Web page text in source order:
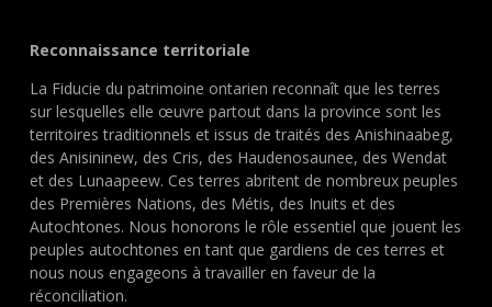
Reconnaissance territoriale
La Fiducie du patrimoine ontarien reconnaît que les terres
sur lesquelles elle œuvre partout dans la province sont les
territoires traditionnels et issus de traités des Anishinaabeg,
des Anisininew, des Cris, des Haudenosaunee, des Wendat
et des Lunaapeew. Ces terres abritent de nombreux peuples
des Premières Nations, des Métis, des Inuits et des
Autochtones. Nous honorons le rôle essentiel que jouent les
peuples autochtones en tant que gardiens de ces terres et
nous nous engageons à travailler en faveur de la
réconciliation.